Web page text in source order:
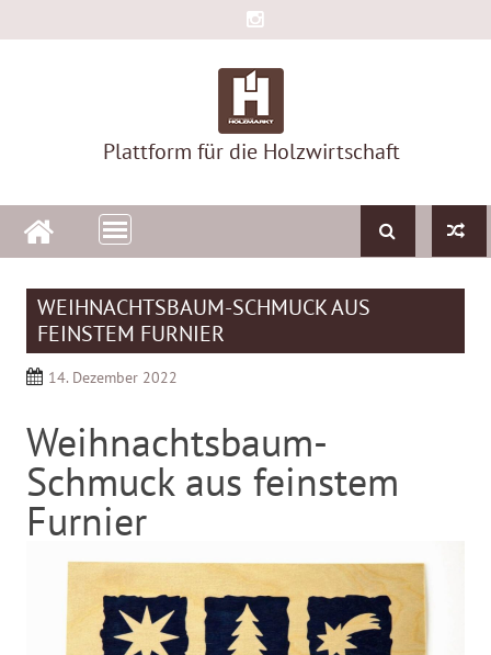
to
Plattform für die Holzwirtschaft
WEIHNACHTSBAUM-SCHMUCK AUS
FEINSTEM FURNIER
14. Dezember 2022
Weihnachtsbaum-
Schmuck aus feinstem
Furnier